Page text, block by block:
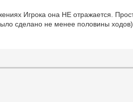
Игрока она НЕ отражается.
сделано не менее половины ходов).